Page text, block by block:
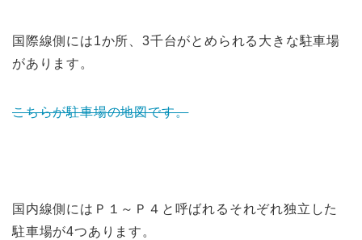
国際線側には1か所、3千台がとめられる大きな駐車場
があります。
こちらが駐車場の地図です。
国内線側にはＰ１～Ｐ４と呼ばれるそれぞれ独立した
駐車場が4つあります。